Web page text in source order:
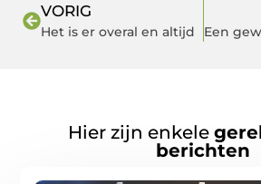
VORIG
Het is er overal en altijd
Hier zijn enkele
berichten